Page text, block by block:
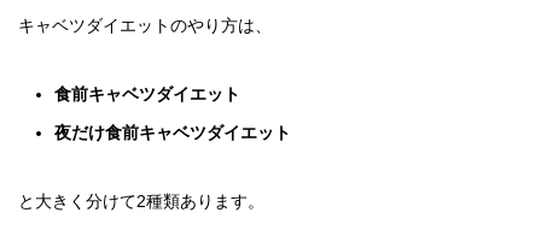
キャベツダイエットのやり方は、
食前キャベツダイエット
夜だけ食前キャベツダイエット
と大きく分けて2種類あります。